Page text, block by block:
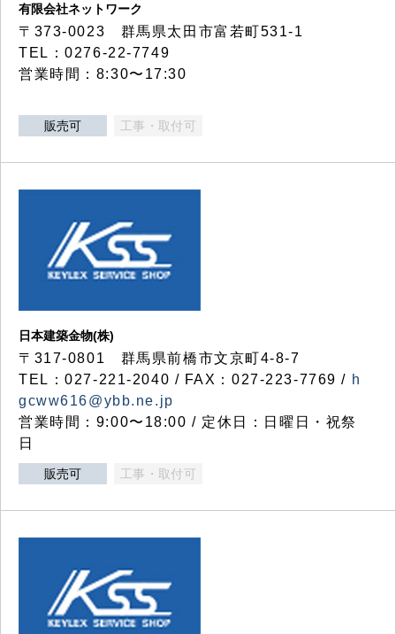
有限会社ネットワーク
〒373-0023 群馬県太田市富若町531-1
TEL：0276-22-7749
営業時間：8:30〜17:30
販売可 工事・取付可
日本建築金物(株)
〒317‐0801 群馬県前橋市文京町4-8-7
TEL：027-221-2040 / FAX：027-223-7769 / h
gcww616@ybb.ne.jp
営業時間：9:00〜18:00 / 定休日：日曜日・祝祭
日
販売可 工事・取付可